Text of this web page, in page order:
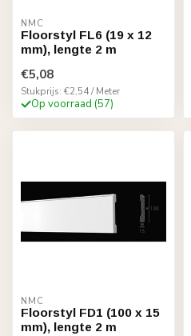
NMC
Floorstyl FL6 (19 x 12
mm), lengte 2 m
€5,08
Stukprijs: €2,54 / Meter
Op voorraad (57)
NMC
Floorstyl FD1 (100 x 15
mm), lengte 2 m